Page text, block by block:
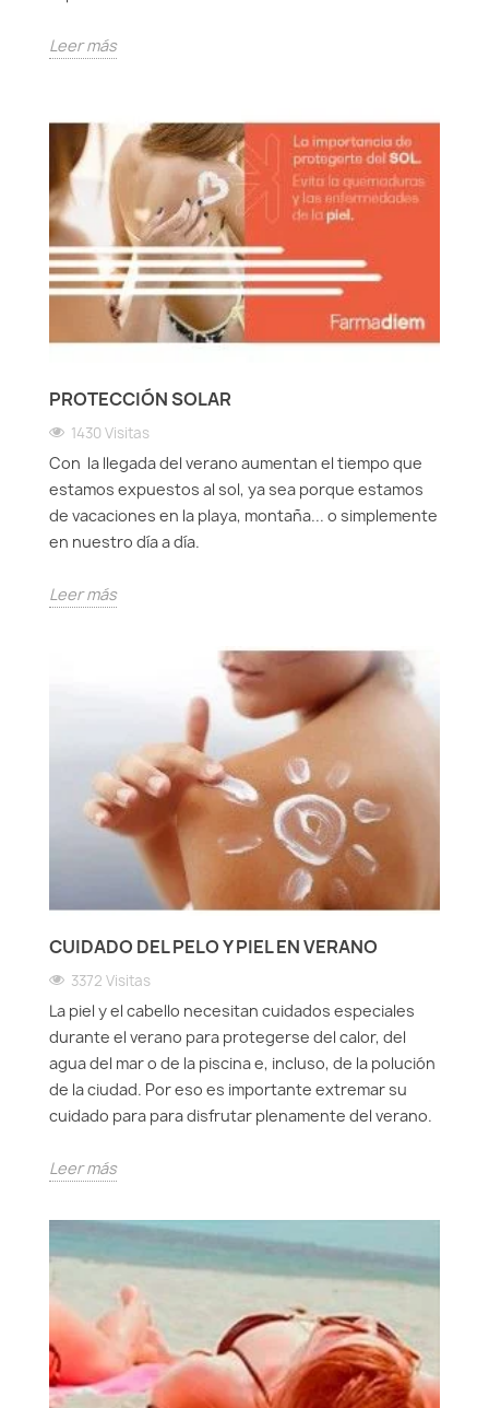
Leer más
PROTECCIÓN SOLAR
1430 Visitas
Con la llegada del verano aumentan el tiempo que
estamos expuestos al sol, ya sea porque estamos
de vacaciones en la playa, montaña... o simplemente
en nuestro día a día.
Leer más
CUIDADO DEL PELO Y PIEL EN VERANO
3372 Visitas
La piel y el cabello necesitan cuidados especiales
durante el verano para protegerse del calor, del
agua del mar o de la piscina e, incluso, de la polución
de la ciudad. Por eso es importante extremar su
cuidado para para disfrutar plenamente del verano.
Leer más